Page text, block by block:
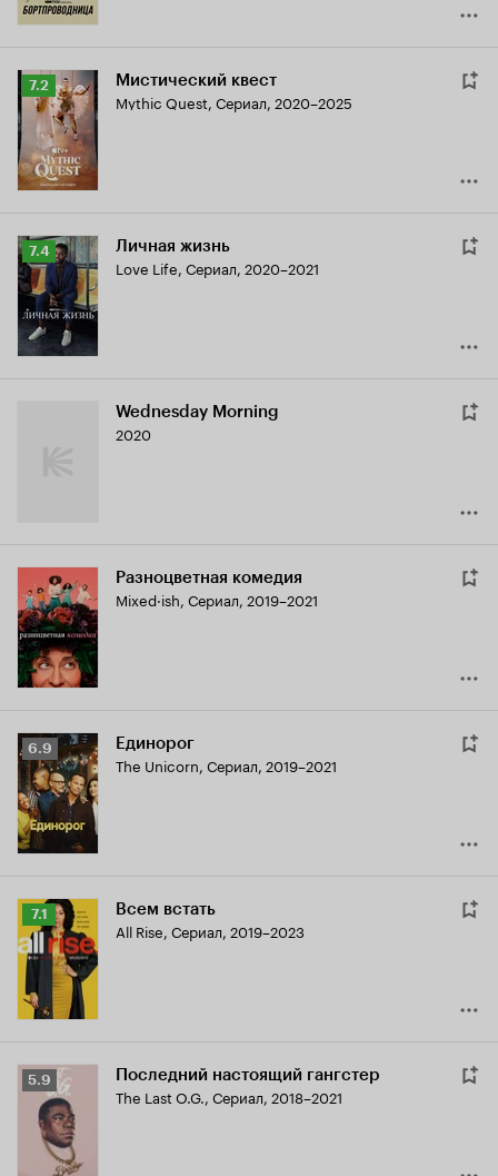
Рейтинг
Кинопоиска
7.2
7.2 Мистический квест
Mythic Quest, Сериал, 2020–2025
Рейтинг
Кинопоиска
7.4
7.4 Личная жизнь
Love Life, Сериал, 2020–2021
Wednesday Morning
2020
Разноцветная комедия
Mixed·ish, Сериал, 2019–2021
Рейтинг
Кинопоиска
6.9
6.9 Единорог
The Unicorn, Сериал, 2019–2021
Рейтинг
Кинопоиска
7.1
7.1 Всем встать
All Rise, Сериал, 2019–2023
Рейтинг
Кинопоиска
5.9
5.9 Последний настоящий гангстер
The Last O.G., Сериал, 2018–2021